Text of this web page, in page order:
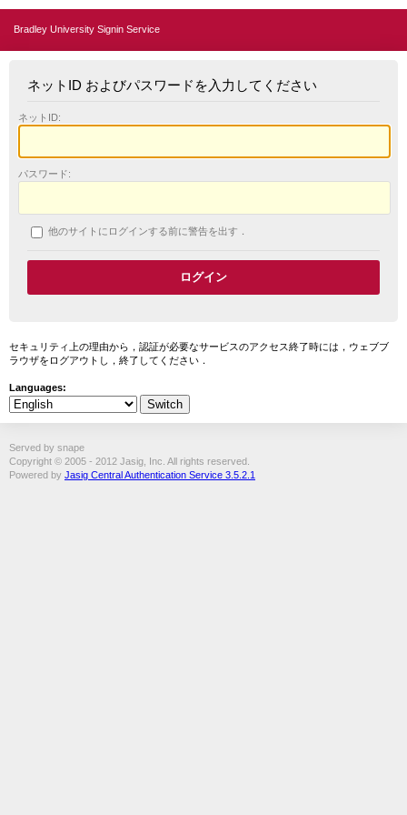
Bradley University Signin Service
ネットID およびパスワードを入力してください
ネットID:
パスワード:
他のサイトにログインする前に警告を出す．
セキュリティ上の理由から，認証が必要なサービスのアクセス終了時には，ウェブブ
ラウザをログアウトし，終了してください．
Languages:
Served by snape
Copyright © 2005 - 2012 Jasig, Inc. All rights reserved.
Powered by Jasig Central Authentication Service 3.5.2.1